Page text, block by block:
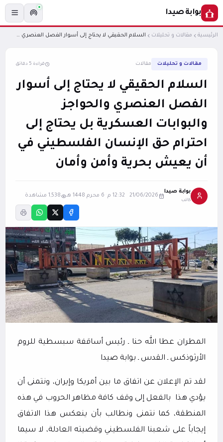
بوابة صيدا
الرئيسية مقالات و تحليلات السلام الحقيقي لا يحتاج إلى أسوار الفصل العنصري والحواجز والبوابات العسكرية بل يحتاج إلى احترام حق الإنسان الفلسطيني في أن يعيش بحرية وأمن وأمان
مقالات و تحليلات مقالات قراءة 5 دقائق
السلام الحقيقي لا يحتاج إلى أسوار
الفصل العنصري والحواجز
والبوابات العسكرية بل يحتاج إلى
احترام حق الإنسان الفلسطيني في
أن يعيش بحرية وأمن وأمان
بوابة صيدا
كاتب
21/06/2026 12:32 م 6 محرم 1448 هـ 1,538 مشاهدة
المطران عطا الله حنا ـ رئيس أساقفة سبسطية للروم
الأرثوذكس ـ القدس ـ بوابة صيدا
لقد تم الإعلان عن اتفاق ما بين أمريكا وإيران، ونتمنى أن
يؤدي هذا
بالفعل إلى وقف كافة مظاهر الحروب في هذه
المنطقة، كما نتمنى ونطالب بأن ينعكس هذا الاتفاق
إيجاباً على شعبنا الفلسطيني وقضيته العادلة، لا سيما